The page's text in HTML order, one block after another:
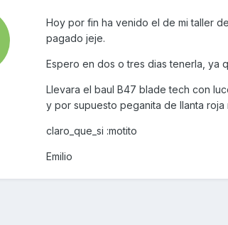
Hoy por fin ha venido el de mi taller
pagado jeje.
Espero en dos o tres dias tenerla, ya
Llevara el baul B47 blade tech con
y por supuesto peganita de llanta
claro_que_si :motito
Emilio